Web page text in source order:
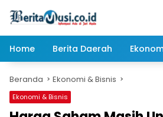
Home
Berita Daerah
Beranda Ekonomi & Bisnis
Ekonomi & Bisnis